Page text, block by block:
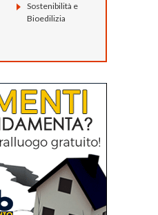
Sostenibilità e
Bioedilizia